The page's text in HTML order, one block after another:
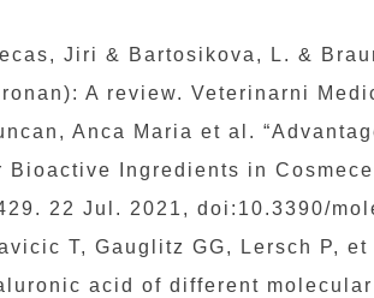
Jiri & Bartosikova, L. &
A review. Veterinarni
Anca Maria et al.
Bioactive Ingredients in
22 Jul. 2021, doi:10.3390/
T, Gauglitz GG, Lersch P,
acid of different